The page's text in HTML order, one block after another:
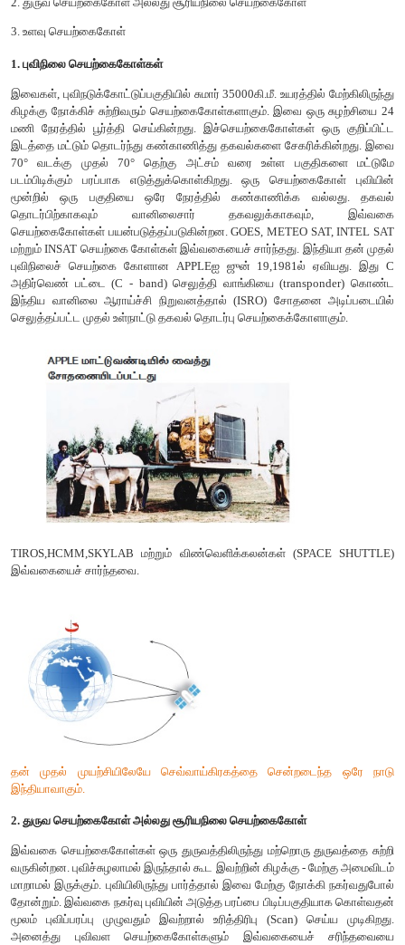
ட்ரோன் என்பது ஒரு சிறிய தொலைநுண்ணுணர்வால்
தாங்கும் திறன் மற்றும் ஓடுபாதையின்றி
வடிவமைக்கப்பட்டுள்ளது. இவ்வானூர்தியில் உள்ள கணினி
தாங்கும் திறனை கட்டுப்படுத்துவதுடன் உணர்வு மற்றும் மற்ற
சேகரிக்கப்படும் தரவுகளை சேமித்து வைக்கின்றது.
புவிப்பரப்பிற்கு மேலே பறந்து இரவு பகலாக தரவுகளை தரும்
சிறப்பம்சமாகும். இவ்வானூர்தி புகைப்படம் எடுத்தல்,
தன்மையை கண்டறிதல், ரேடார் கண்காணிப்பு மற்றும்
கண்காணிப்பு போன்ற பணிகளை உள்ளடக்கியது.
வானூர்தி
பிரான்சின் புகைப்படக் கலைஞருமான காஸ்பர் ஃபெலிக்ஸ்
1858ல் எடுத்தார். 1855ல் புகைப்படக் கருவி உணர்விகள்
மேடைகளானது விண்வெளி புகைப்படம் மற்றும் பதிமம் பெற
உயரம் குறைவான பகுதியிலிருந்து எடுக்கப்பட்ட புகைப்படங்கள்
விரிவான விவரங்களை தரவல்ல பெரிய அளவை புகைப்படத்தை
அதிகமுள்ள இடத்திலிருந்து எடுக்கப்பட்ட புகைப்படங்கள்
பகுதிறன் கொண்ட சிறிய அளவை புகைப்படங்களை
விண்வெளி மேடை
விண்வெளி தொலைநுண்ணுணர்விற்கு
பயன்படுத்தப்படுகின்றன. புவியைச் சுற்றியுள்ள நீள்வட்ட
சுற்றுப்பாதையில் செல்வதால் புவியின் ஒரு பகுதியையோ அல்லது
ஒரு குறிப்பிட்ட இடைவெளியில் படமெடுத்து
தொலைநுண்ணுணர்வு மேடைகள் மூலமே அதிக தரவுகள்
புவியைச் சுற்றி வரும் விண்கலன்கள் விண்வெளி
பயன்படுத்தப்படுகின்றன. விண்வெளி தொலைநுண்ணுணர்வு
வசதிகளை அளிக்கவல்லது.